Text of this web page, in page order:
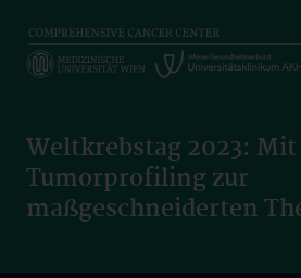
main
Weltkrebstag 2023: Mit
Tumorprofiling zur
maßgeschneiderten